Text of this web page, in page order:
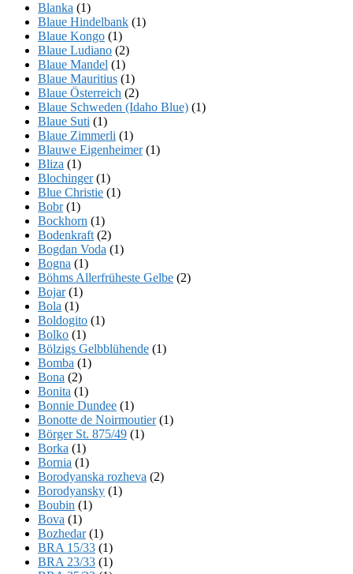
Blanka (1)
Blaue Hindelbank (1)
Blaue Kongo (1)
Blaue Ludiano (2)
Blaue Mandel (1)
Blaue Mauritius (1)
Blaue Österreich (2)
Blaue Schweden (Idaho Blue) (1)
Blaue Suti (1)
Blaue Zimmerli (1)
Blauwe Eigenheimer(1)
Bliza (1)
Blochinger(1)
Blue Christie (1)
Bobr(1)
Bockhorn (1)
Bodenkraft (2)
Bogdan Voda (1)
Bogna (1)
Böhms Allerfrüheste Gelbe (2)
Bojar(1)
Bola (1)
Boldogito (1)
Bolko (1)
Bölzigs Gelbblühende (1)
Bomba (1)
Bona (2)
Bonita (1)
Bonnie Dundee (1)
Bonotte de Noirmoutier(1)
Börger St. 875/49 (1)
Borka (1)
Bornia (1)
Borodyanska rozheva (2)
Borodyansky (1)
Boubin (1)
Bova (1)
Bozhedar(1)
BRA 15/33 (1)
BRA 23/33 (1)